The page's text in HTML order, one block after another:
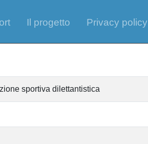
Il progetto Privacy policy
sportiva dilettantistica